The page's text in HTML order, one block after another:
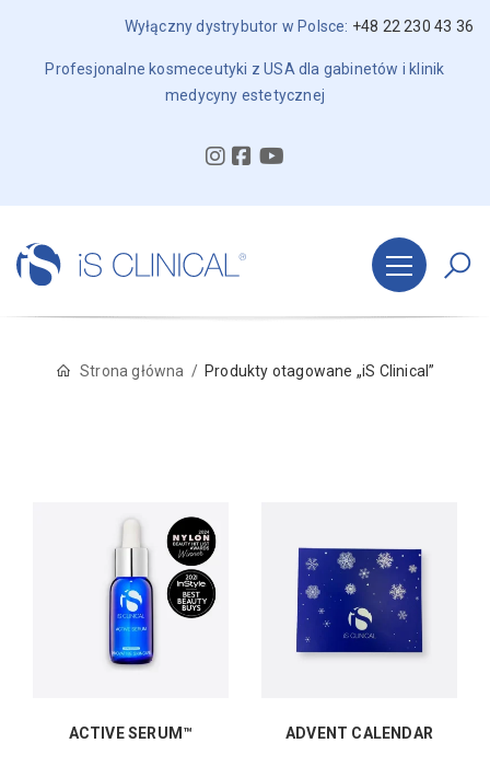
Wyłączny dystrybutor w Polsce: +48 22 230 43 36
Profesjonalne kosmeceutyki z USA dla gabinetów i klinik
medycyny estetycznej
Strona główna Produkty otagowane „iS Clinical”
ACTIVE SERUM™ ADVENT CALENDAR